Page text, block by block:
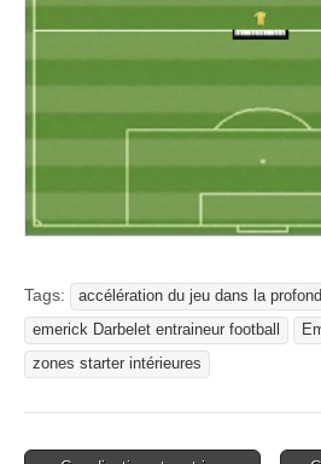
Tags:
accélération du jeu dans la
emerick Darbelet entraineur football
zones starter intérieures